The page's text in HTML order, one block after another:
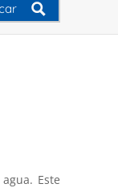
Este